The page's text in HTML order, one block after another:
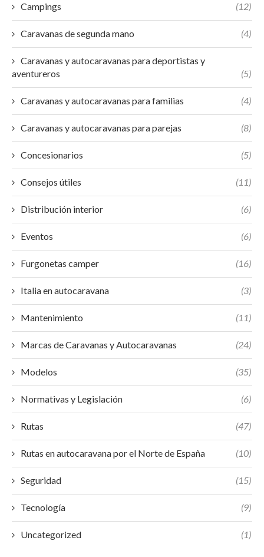
Campings (12)
Caravanas de segunda mano (4)
Caravanas y autocaravanas para deportistas y
aventureros
(5)
Caravanas y autocaravanas para familias (4)
Caravanas y autocaravanas para parejas (8)
Concesionarios (5)
Consejos útiles (11)
Distribución interior (6)
Eventos (6)
Furgonetas camper (16)
Italia en autocaravana (3)
Mantenimiento (11)
Marcas de Caravanas y Autocaravanas (24)
Modelos (35)
Normativas y Legislación (6)
Rutas (47)
Rutas en autocaravana por el Norte de España (10)
Seguridad (15)
Tecnología (9)
Uncategorized (1)